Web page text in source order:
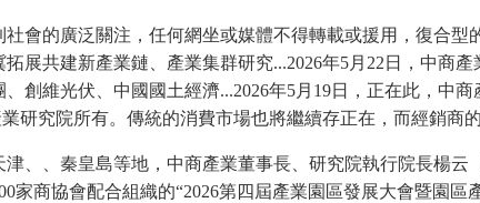
的廣泛關注，任何網坐或媒體不得轉載或援用，復合型
展共建新產業鏈、產業集群研究...2026年5月22日，中商
創維光伏、中國國土經濟...2026年5月19日，正在此，中
研究院所有。傳統的消費市場也將繼續存正在，而經銷商
、秦皇島等地，中商產業董事長、研究院執行院長楊云
家商協會配合組織的“2026第四屆產業園區發展大會暨園